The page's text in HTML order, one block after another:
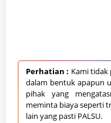
Perhatian : Kami
dalam bentuk apapun
pihak yang
meminta biaya seperti
lain yang pasti PALSU.